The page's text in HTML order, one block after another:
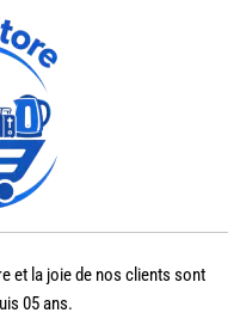
et la joie de nos clients sont
05 ans.